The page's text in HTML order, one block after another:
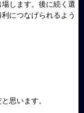
します。後に続く選
につなげられるよう
思います。